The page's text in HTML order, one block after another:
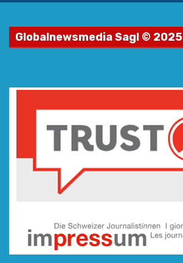
Globalnewsmedia Sagl © 2025